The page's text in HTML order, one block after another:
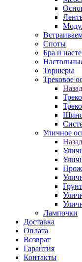
Споты
Бра и
Торшеры
Трековое
Назад
Уличное
Назад
Лампочки
Доставка
Оплата
Возврат
Гарантия
Контакты